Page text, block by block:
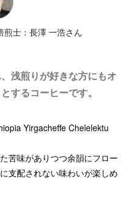
煎士：長澤 一浩さん
浅煎りが好きな方にもオ
するコーヒーです。
Yirgacheffe Chelelektu
苦味がありつつ余韻にフロー
支配されない味わいが楽しめ